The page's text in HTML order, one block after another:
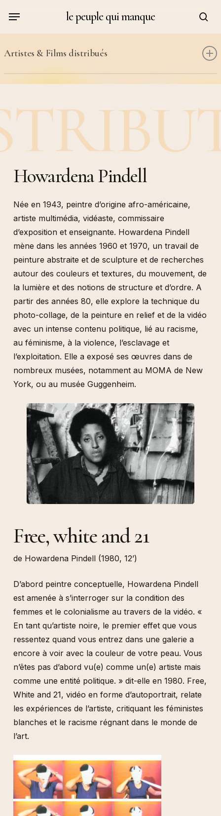
main
content
le peuple qui manque
Menu
Artistes & Films distribués
Judith Cahen
Johanna Demetrakas
Roger Danel
Maria Adela Diaz
Michka Gorki
Jean-Michel Humeau
Danielle Jaeggi
Françoise Janicot
Eduardo Kac
Jacques Kebadian
Jean-Jacques Lebel
ORLAN
Howardena Pindell
Oliver Ressler
R.E.P. Group
Carolee Schneemann & Maria Beatty
David Wojnarowicz & Marion Scemama
Lorena Wolffer
Howardena Pindell
Née en 1943, peintre d’origine afro-américaine,
artiste multimédia, vidéaste, commissaire
d’exposition et enseignante. Howardena Pindell
mène dans les années 1960 et 1970, un travail de
peinture abstraite et de sculpture et de recherches
autour des couleurs et textures, du mouvement, de
la lumière et des notions de structure et d’ordre. A
partir des années 80, elle explore la technique du
photo-collage, de la peinture en relief et de la vidéo
avec un intense contenu politique, lié au racisme,
au féminisme, à la violence, l’esclavage et
l’exploitation. Elle a exposé ses œuvres dans de
nombreux musées, notamment au MOMA de New
York, ou au musée Guggenheim.
Free, white and 21
de Howardena Pindell (1980, 12’)
D’abord peintre conceptuelle, Howardena Pindell
est amenée à s’interroger sur la condition des
femmes et le colonialisme au travers de la vidéo. «
En tant qu’artiste noire, le premier effet que vous
ressentez quand vous entrez dans une galerie a
encore à voir avec la couleur de votre peau. Vous
n’êtes pas d’abord vu(e) comme un(e) artiste mais
comme une entité politique. » dit-elle en 1980. Free,
White and 21, vidéo en forme d’autoportrait, relate
les expériences de l’artiste, critiquant les féministes
blanches et le racisme régnant dans le monde de
l’art.